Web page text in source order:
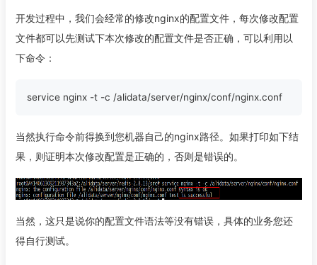
开发过程中，我们会经常的修改nginx的配置文件，每次修改配置
文件都可以先测试下本次修改的配置文件是否正确，可以利用以
下命令：
service nginx -t -c /alidata/server/nginx/conf/nginx.conf
当然执行命令前得换到您机器自己的nginx路径。如果打印如下结
果，则证明本次修改配置是正确的，否则是错误的。
当然，这只是说你的配置文件语法等没有错误，具体的业务您还
得自行测试。